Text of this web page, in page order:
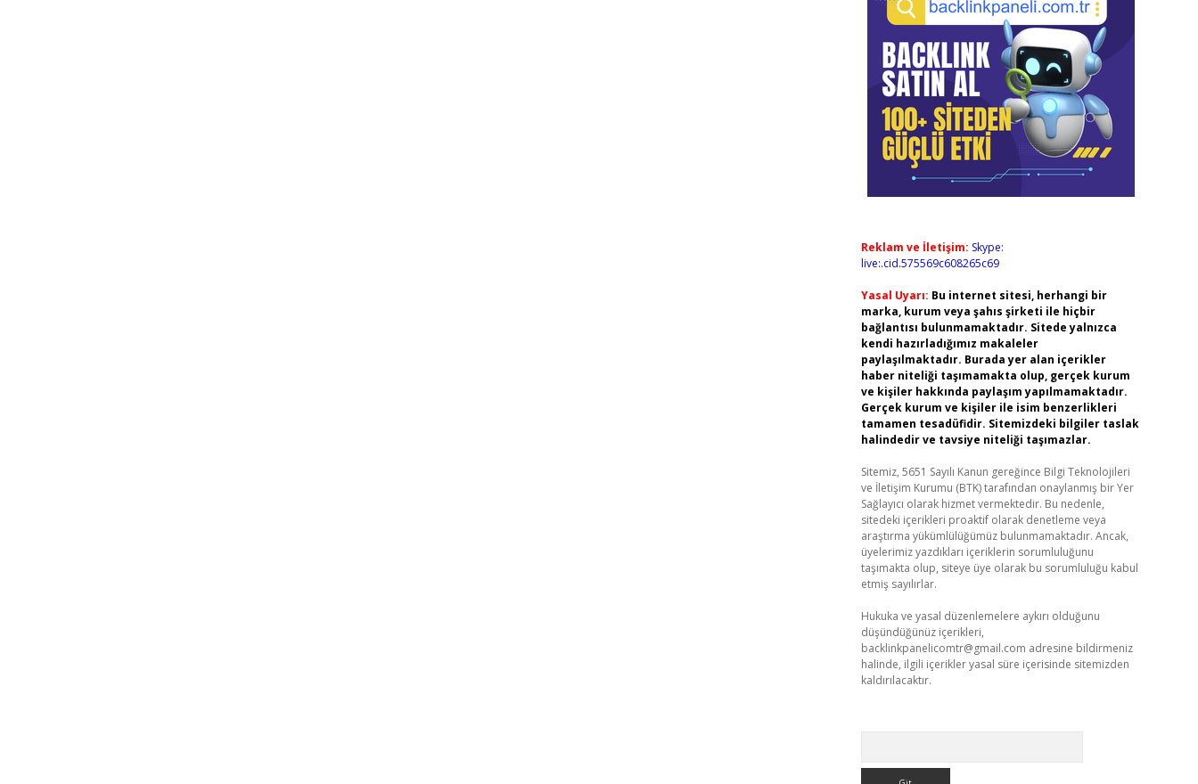
Reklam ve İletişim: Skype:
live:.cid.575569c608265c69
Yasal Uyarı: Bu internet sitesi, herhangi bir
marka, kurum veya şahıs şirketi ile hiçbir
bağlantısı bulunmamaktadır. Sitede yalnızca
kendi hazırladığımız makaleler
paylaşılmaktadır. Burada yer alan içerikler
haber niteliği taşımamakta olup, gerçek kurum
ve kişiler hakkında paylaşım yapılmamaktadır.
Gerçek kurum ve kişiler ile isim benzerlikleri
tamamen tesadüfidir. Sitemizdeki bilgiler taslak
halindedir ve tavsiye niteliği taşımazlar.
Sitemiz, 5651 Sayılı Kanun gereğince Bilgi Teknolojileri
ve İletişim Kurumu (BTK) tarafından onaylanmış bir Yer
Sağlayıcı olarak hizmet vermektedir. Bu nedenle,
sitedeki içerikleri proaktif olarak denetleme veya
araştırma yükümlülüğümüz bulunmamaktadır. Ancak,
üyelerimiz yazdıkları içeriklerin sorumluluğunu
taşımakta olup, siteye üye olarak bu sorumluluğu kabul
etmiş sayılırlar.
Hukuka ve yasal düzenlemelere aykırı olduğunu
düşündüğünüz içerikleri,
backlinkpanelicomtr@gmail.com adresine bildirmeniz
halinde, ilgili içerikler yasal süre içerisinde sitemizden
kaldırılacaktır.